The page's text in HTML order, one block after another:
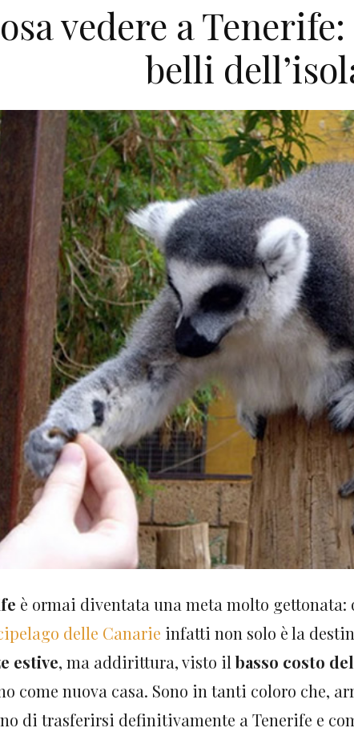
vedere a
belli
è ormai diventata una meta molto
delle Canarie infatti non solo è la
estive, ma addirittura, visto ilbasso costo
come nuova casa. Sono in tanti coloro che,
di trasferirsi definitivamente a Tenerife e